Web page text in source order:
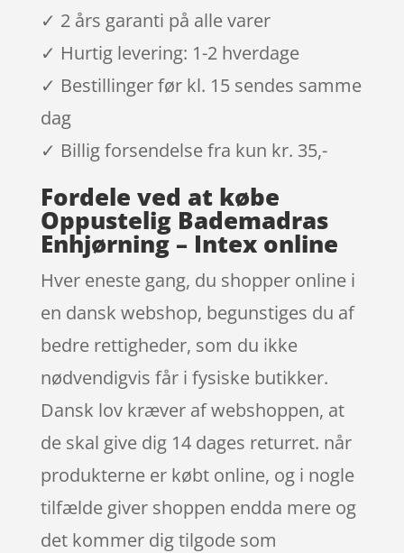
✓ 2 års garanti på alle varer
✓ Hurtig levering: 1-2 hverdage
✓ Bestillinger før kl. 15 sendes samme
dag
✓ Billig forsendelse fra kun kr. 35,-
Fordele ved at købe
Oppustelig Bademadras
Enhjørning – Intex online
Hver eneste gang, du shopper online i
en dansk webshop, begunstiges du af
bedre rettigheder, som du ikke
nødvendigvis får i fysiske butikker.
Dansk lov kræver af webshoppen, at
de skal give dig 14 dages returret. når
produkterne er købt online, og i nogle
tilfælde giver shoppen endda mere og
det kommer dig tilgode som